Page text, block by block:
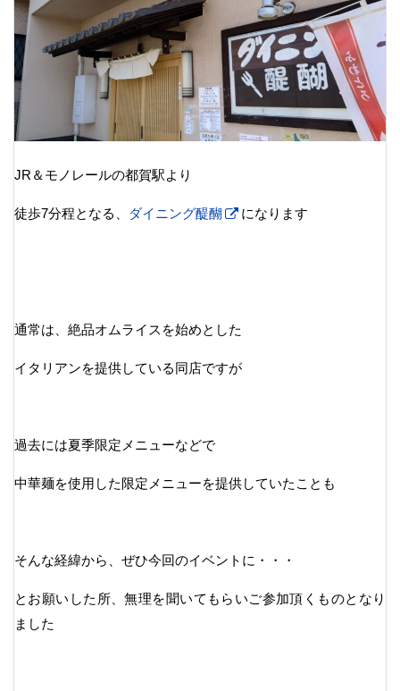
JR＆モノレールの都賀駅より
徒歩7分程となる、 ダイニング醍醐 になります
通常は、絶品オムライスを始めとした
イタリアンを提供している同店ですが
過去には夏季限定メニューなどで
中華麺を使用した限定メニューを提供していたことも
そんな経緯から、ぜひ今回のイベントに・・・
とお願いした所、無理を聞いてもらいご参加頂くものとなり
ました